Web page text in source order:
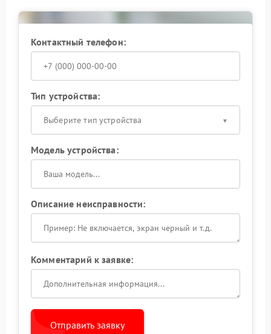
системой охлаждения. После диагностики техника
проходит тестирование под нагрузкой, чтобы
Контактный телефон:
Тип устройства:
Выберите тип устройства
Модель устройства:
Описание неисправности:
Комментарий к заявке:
Отправить заявку